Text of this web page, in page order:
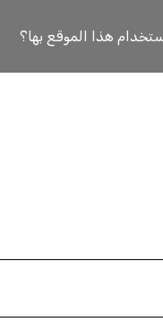
هذا الموقع بها؟